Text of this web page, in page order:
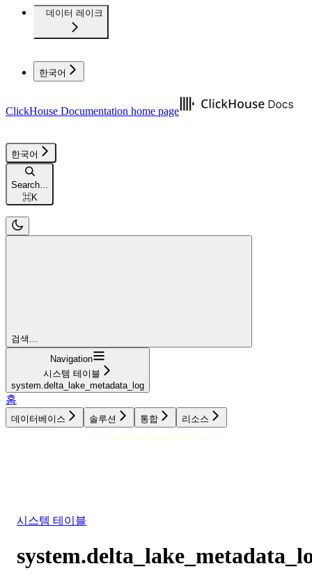
데이터 레이크
한국어
ClickHouse Documentation home page
한국어
Search...
⌘K
검색...
Navigation
시스템 테이블
system.delta_lake_metadata_log
홈
데이터베이스 솔루션 통합 리소스
시스템 테이블